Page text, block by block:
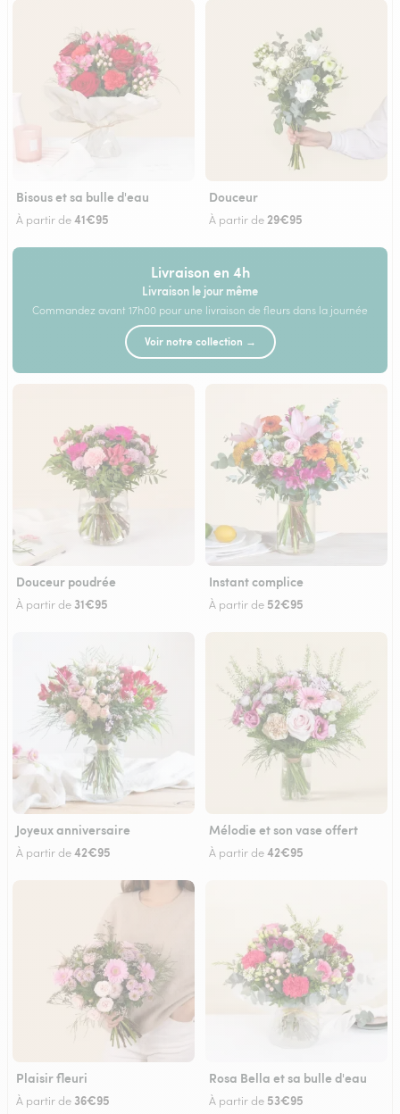
Bisous et sa bulle d'eau
À partir de41€95
Douceur
À partir de29€95
Livraison en 4h
Livraison le jour même
Commandez avant 17h00 pour une livraison de fleurs dans la journée
Voir notre collection →
Douceur poudrée
À partir de 31€95
Instant complice
À partir de 52€95
Joyeux anniversaire
À partir de42€95
Mélodie et son vase offert
À partir de42€95
Plaisir fleuri
À partir de 36€95
Rosa Bella et sa bulle d'eau
À partir de 53€95